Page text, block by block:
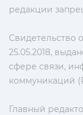
редакции
Свидетельство
25.05.2018,
сфере связи,
коммуникаций
Главный